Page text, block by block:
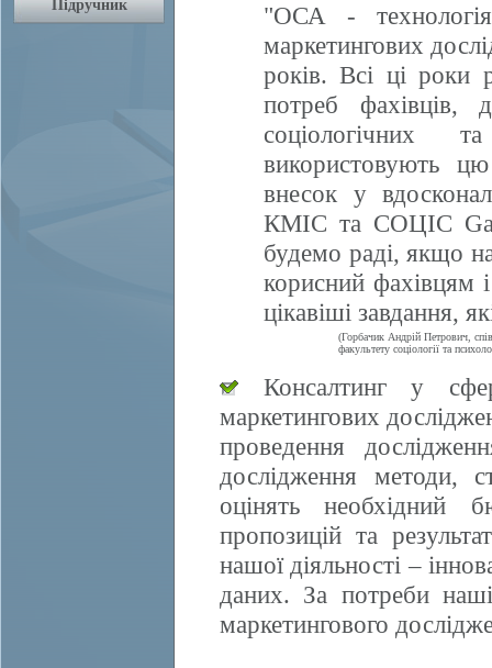
"ОСА -
маркетингових
років. Всі ці роки
потреб фахівців,
соціологічних
використовують
внесок у
КМІС та СОЦІС
будемо раді, якщо
корисний фахівцям
цікавіші завдання,
(Горбачик Андрій Петрович,
факультету соціології та
Консалтинг у
маркетингових
проведення
дослідження методи,
оцінять необхідний
пропозицій та
нашої діяльності –
даних. За потреби
маркетингового